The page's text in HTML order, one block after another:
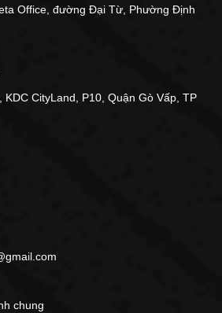
Office, đường Đại Từ, Phường Định
CityLand, P10, Quận Gò Vấp, TP
chung